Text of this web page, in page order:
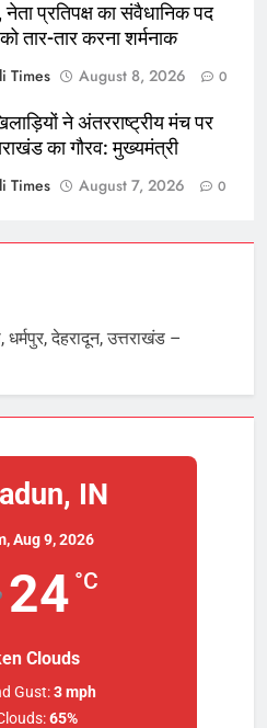
नेता प्रतिपक्ष का संवैधानिक पद
को तार-तार करना शर्मनाक
Times
August 8, 2026 0
ने अंतरराष्ट्रीय मंच पर
का गौरव: मुख्यमंत्री
Times
August 7, 2026 0
देहरादून, उत्तराखंड –
IN
Aug 9, 2026
24 °C
Clouds
Gust:3 mph
65%